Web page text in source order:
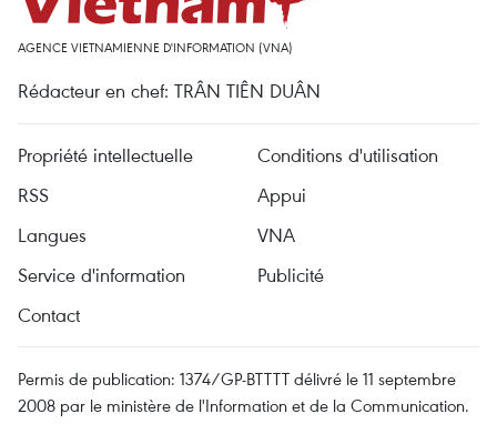
AGENCE VIETNAMIENNE D'INFORMATION (VNA)
Rédacteur en chef: TRÂN TIÊN DUÂN
Propriété intellectuelle
Conditions d'utilisation
RSS
Appui
Langues
VNA
Service d'information
Publicité
Contact
Permis de publication: 1374/GP-BTTTT délivré le 11 septembre
2008 par le ministère de l'Information et de la Communication.